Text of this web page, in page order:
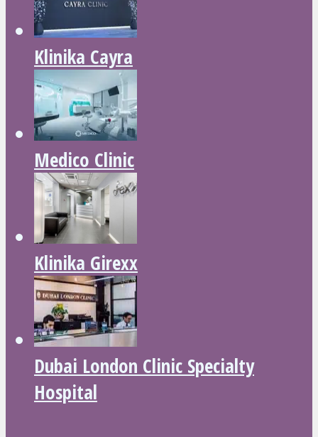
Klinika Cayra
Medico Clinic
Klinika Girexx
Dubai London Clinic Specialty
Hospital